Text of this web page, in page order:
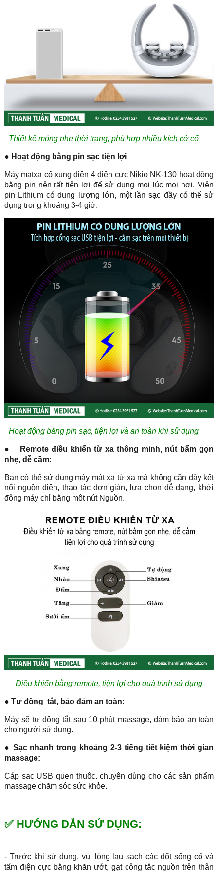
Thiết kế mỏng nhẹ thời trang, phù hợp nhiều kích cở cổ
● Hoạt động bằng pin sạc tiện lợi
Máy matxa cổ xung điện 4 điện cực Nikio NK-130 hoạt động
bằng pin nên rất tiện lợi để sử dụng mọi lúc mọi nơi. Viên
pin Lithium có dung lượng lớn, một lần sạc đầy có thể sử
dụng trong khoảng 3-4 giờ.
Hoạt động bằng pin sạc, tiện lợi và an toàn khi sử dụng
●
Remote điều khiển từ xa thông minh, nút bấm gọn
nhẹ, dễ cầm:
Bạn có thể sử dụng máy mát xa từ xa mà không cần dây kết
nối nguồn điện, thao tác đơn giản, lựa chọn dễ dàng, khởi
động máy chỉ bằng một nút Nguồn.
Điều khiển bằng remote, tiện lợi cho quá trình sử dụng
● Tự động tắt, bảo đảm an toàn:
Máy sẽ tự động tắt sau 10 phút massage, đảm bảo an toàn
cho người sử dụng.
● Sạc nhanh trong khoảng 2-3 tiếng tiết kiệm thời gian
massage:
Cáp sạc USB quen thuộc, chuyên dùng cho các sản phẩm
massage chăm sóc sức khỏe.
✅ HƯỚNG DẪN SỬ DỤNG:
- Trước khi sử dụng, vui lòng lau sạch các đốt sống cổ và
tấm điện cực bằng khăn ướt, gạt công tắc nguồn trên thân